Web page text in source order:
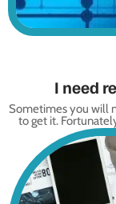
I need
Sometimes you will
to get it.